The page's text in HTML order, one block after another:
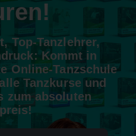
Top-Tanzlehrer,
Kommt in
Online-Tanzschule
Tanzkurse und
zum absoluten